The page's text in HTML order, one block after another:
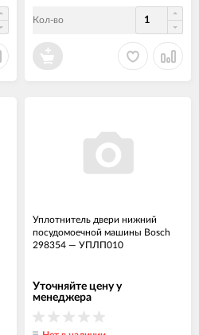
Кол-во
Уплотнитель двери нижний
посудомоечной машины Bosch
298354 — УПЛП010
Уточняйте цену у
менеджера